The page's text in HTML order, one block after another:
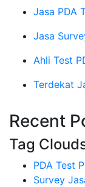
Jasa PDA
Jasa
Ahli Test
Terdekat
Recent
Tag
PDA Test
Survey